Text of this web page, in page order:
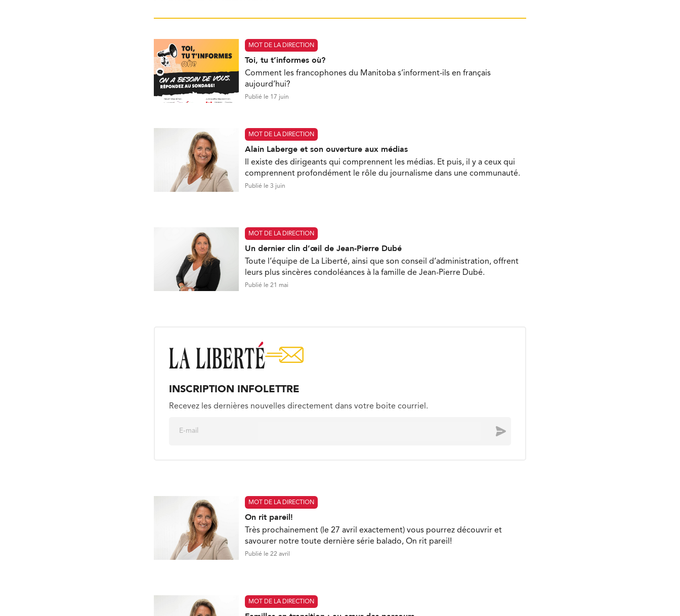
MOT DE LA DIRECTION
Toi, tu t’informes où?
Comment les francophones du Manitoba s’informent-ils en français
aujourd’hui?
Publié le 17 juin
MOT DE LA DIRECTION
Alain Laberge et son ouverture aux médias
Il existe des dirigeants qui comprennent les médias. Et puis, il y a ceux qui
comprennent profondément le rôle du journalisme dans une communauté.
Publié le 3 juin
MOT DE LA DIRECTION
Un dernier clin d’œil de Jean-Pierre Dubé
Toute l’équipe de La Liberté, ainsi que son conseil d’administration, offrent
leurs plus sincères condoléances à la famille de Jean-Pierre Dubé.
Publié le 21 mai
INSCRIPTION INFOLETTRE
Recevez les dernières nouvelles directement dans votre boite courriel.
Envoyer
MOT DE LA DIRECTION
On rit pareil!
Très prochainement (le 27 avril exactement) vous pourrez découvrir et
savourer notre toute dernière série balado, On rit pareil!
Publié le 22 avril
MOT DE LA DIRECTION